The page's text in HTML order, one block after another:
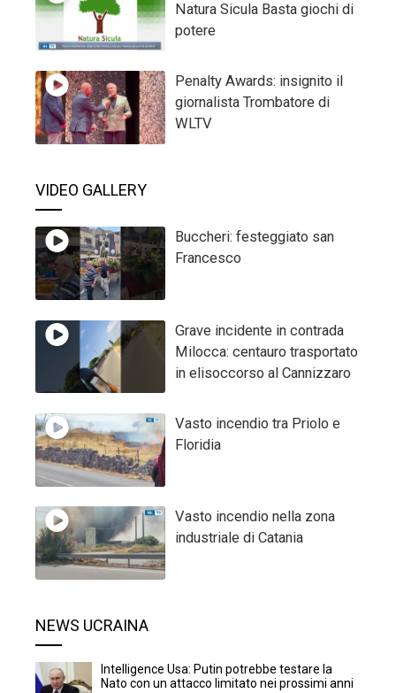
Natura Sicula Basta giochi di
potere
Penalty Awards: insignito il
giornalista Trombatore di
WLTV
VIDEO GALLERY
Buccheri: festeggiato san
Francesco
Grave incidente in contrada
Milocca: centauro trasportato
in elisoccorso al Cannizzaro
Vasto incendio tra Priolo e
Floridia
Vasto incendio nella zona
industriale di Catania
NEWS UCRAINA
Intelligence Usa: Putin potrebbe testare la
Nato con un attacco limitato nei prossimi anni